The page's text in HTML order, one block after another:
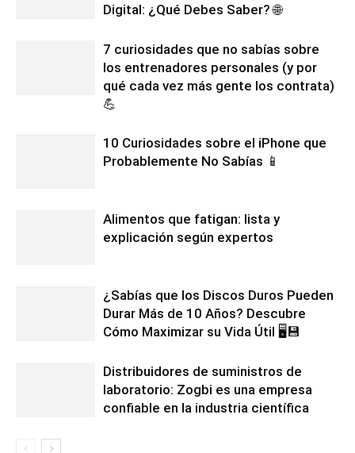
Digital: ¿Qué Debes Saber? 🌐
7 curiosidades que no sabías sobre
los entrenadores personales (y por
qué cada vez más gente los contrata)
💪
10 Curiosidades sobre el iPhone que
Probablemente No Sabías 📱
Alimentos que fatigan: lista y
explicación según expertos
¿Sabías que los Discos Duros Pueden
Durar Más de 10 Años? Descubre
Cómo Maximizar su Vida Útil 🖥️💾
Distribuidores de suministros de
laboratorio: Zogbi es una empresa
confiable en la industria científica